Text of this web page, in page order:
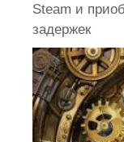
Steam и
задержек